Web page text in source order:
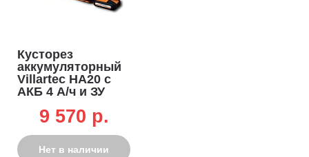
Кусторез
аккумуляторный
Villartec HA20 с
АКБ 4 А/ч и ЗУ
18 мм, 2.1кг)
9 570 p.
Нет в наличии